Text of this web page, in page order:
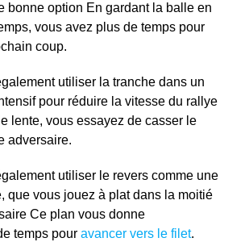
bonne option En gardant la balle en
vous avez plus de temps pour
coup.
utiliser la tranche dans un
pour réduire la vitesse du rallye
lente, vous essayez de casser le
adversaire.
utiliser le revers comme une
que vous jouez à plat dans la moitié
Ce plan vous donne
temps pour avancer vers le filet.